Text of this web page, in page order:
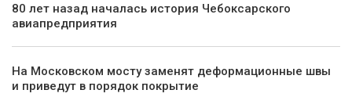
80 лет назад началась история Чебоксарского
авиапредприятия
На Московском мосту заменят деформационные швы
и приведут в порядок покрытие